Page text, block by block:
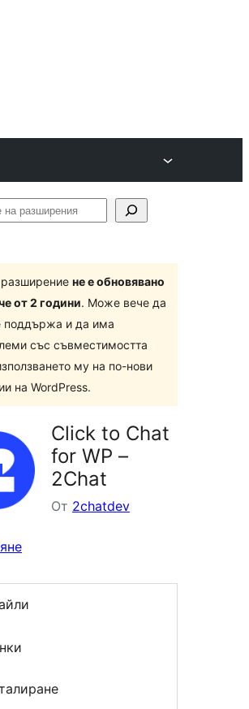
не е обновявано
от 2 години. Може вече да
поддържа и да има
със съвместимостта
му на по-нови
на WordPress.
Click to Chat
for WP –
2Chat
От 2chatdev